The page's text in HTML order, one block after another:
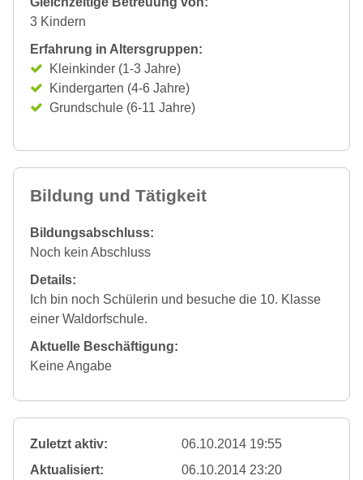
3 Kindern
Erfahrung in Altersgruppen:
Kleinkinder (1-3 Jahre)
Kindergarten (4-6 Jahre)
Grundschule (6-11 Jahre)
Bildung und Tätigkeit
Bildungsabschluss:
Noch kein Abschluss
Details:
Ich bin noch Schülerin und besuche die 10. Klasse
einer Waldorfschule.
Aktuelle Beschäftigung:
Keine Angabe
Zuletzt aktiv:
06.10.2014 19:55
Aktualisiert:
06.10.2014 23:20